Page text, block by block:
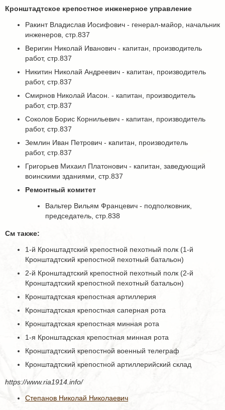
Кронштадтское крепостное инженерное управление
Ракинт Владислав Иосифович - генерал-майор, начальник
инженеров, стр.837
Веригин Николай Иванович - капитан, производитель
работ, стр.837
Никитин Николай Андреевич - капитан, производитель
работ, стр.837
Смирнов Николай Иасон. - капитан, производитель
работ, стр.837
Соколов Борис Корнильевич - капитан, производитель
работ, стр.837
Землин Иван Петрович - капитан, производитель
работ, стр.837
Григорьев Михаил Платонович - капитан, заведующий
воинскими зданиями, стр.837
Ремонтный комитет
Вальтер Вильям Францевич - подполковник,
председатель, стр.838
См также:
1-й Кронштадтский крепостной пехотный полк (1-й
Кронштадтский крепостной пехотный батальон)
2-й Кронштадтский крепостной пехотный полк (2-й
Кронштадтский крепостной пехотный батальон)
Кронштадтская крепостная артиллерия
Кронштадтская крепостная саперная рота
Кронштадтская крепостная минная рота
1-я Кронштадская крепостная минная рота
Кронштадтский крепостной военный телеграф
Кронштадтский крепостной артиллерийский склад
https://www.ria1914.info/
Степанов Николай Николаевич